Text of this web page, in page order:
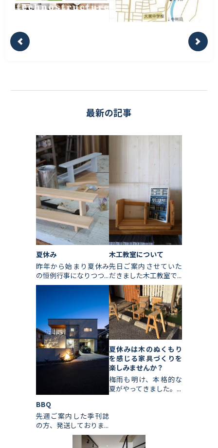
最新の記事
夏休み
昨年から始まり夏休み
の恒例行事になりつつ...
木工教室について
先日ご案内させていた
だきました木工教室で...
BBQ
先週ご案内した季刊誌
の方、発送しておりま...
夏休みは木のぬくもり
を感じる家具づくりを
楽しみませんか？
梅雨も明け、本格的な
夏がやってきました。...